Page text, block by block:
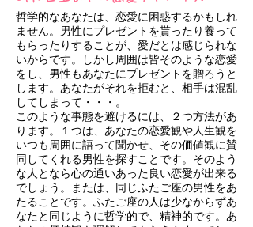
哲学的なあなたは、恋愛に困惑するかもしれ
ません。男性にプレゼントを貰ったり養って
もらったりすることが、愛だとは感じられな
いからです。しかし周囲は皆そのような恋愛
をし、男性もあなたにプレゼントを贈ろうと
します。あなたがそれを拒むと、相手は混乱
してしまって・・・。
このような事態を避けるには、２つ方法があ
ります。１つは、あなたの恋愛観や人生観を
いつも周囲に語って聞かせ、その価値観に賛
同してくれる男性を探すことです。そのよう
な人となら心の通いあった良い恋愛が出来る
でしょう。または、同じふたご座の男性をあ
たることです。ふたご座の人は少なからずあ
なたと同じように哲学的で、精神的です。あ